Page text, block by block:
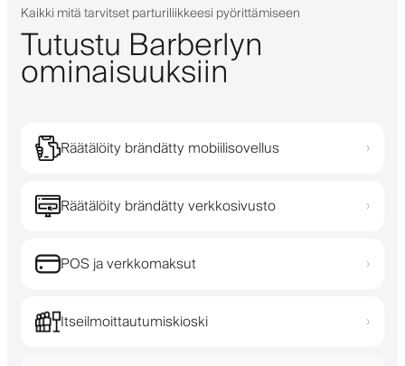
Kaikki mitä tarvitset parturiliikkeesi pyörittämiseen
Tutustu Barberlyn
ominaisuuksiin
Räätälöity brändätty mobiilisovellus ›
Räätälöity brändätty verkkosivusto ›
POS ja verkkomaksut ›
Itseilmoittautumiskioski ›